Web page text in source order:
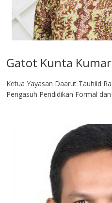
Gatot Kunta
Ketua Yayasan Daarut Tauhiid
Pengasuh Pendidikan Formal